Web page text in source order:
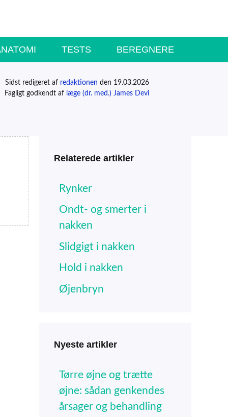
TESTS BEREGNERE
Sidst redigeret af redaktionen den 19.03.2026
Fagligt godkendt af læge (dr. med.) James Devi
Relaterede artikler
Rynker
Ondt- og smerter i
nakken
Slidgigt i nakken
Hold i nakken
Øjenbryn
Nyeste artikler
Tørre øjne og trætte
øjne: sådan genkendes
årsager og behandling